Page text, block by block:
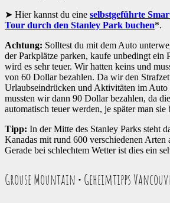
Hier kannst du eine selbstgeführte
Tour durch den Stanley Park buchen*.
Achtung: Solltest du mit dem Auto
der Parkplätze parken, kaufe unbedingt ein
wird es sehr teuer. Wir hatten keins und
von 60 Dollar bezahlen. Da wir den
Urlaubseindrücken und Aktivitäten im Auto
mussten wir dann 90 Dollar bezahlen, da
automatisch teuer werden, je später man sie
Tipp: In der Mitte des Stanley Parks steht
Kanadas mit rund 600 verschiedenen Arten
Gerade bei schlechtem Wetter ist dies ein
Grouse Mountain • Geheimtipps